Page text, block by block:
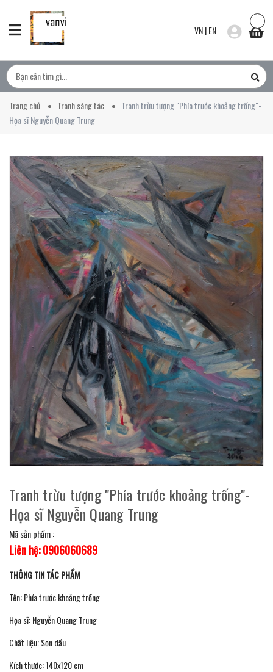
VN|EN
Trang chủ Tranh sáng tác
Tranh trừu tượng "Phía trước khoảng trống"-
Họa sĩ Nguyễn Quang Trung
Tranh trừu tượng "Phía trước khoảng trống"-
Họa sĩ Nguyễn Quang Trung
Mã sản phẩm :
Liên hệ: 0906060689
THÔNG TIN TÁC PHẨM
Tên: Phía trước khoảng trống
Họa sĩ: Nguyễn Quang Trung
Chất liệu: Sơn dầu
Kích thước: 140x120 cm